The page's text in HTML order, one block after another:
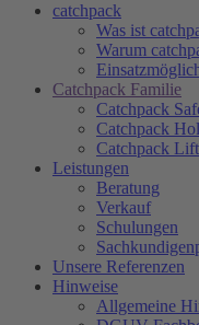
catchpack
Was ist
Warum
Catchpack Familie
Catchpack
Catchpack
Catchpack Lift
Leistungen
Beratung
Verkauf
Schulungen
Unsere Referenzen
Hinweise
Allgemeine